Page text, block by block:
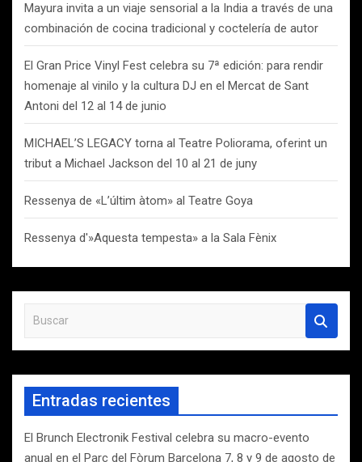
Mayura invita a un viaje sensorial a la India a través de una
combinación de cocina tradicional y coctelería de autor
El Gran Price Vinyl Fest celebra su 7ª edición: para rendir
homenaje al vinilo y la cultura DJ en el Mercat de Sant
Antoni del 12 al 14 de junio
MICHAEL’S LEGACY torna al Teatre Poliorama, oferint un
tribut a Michael Jackson del 10 al 21 de juny
Ressenya de «L’últim àtom» al Teatre Goya
Ressenya d'»Aquesta tempesta» a la Sala Fènix
s
c
r
Entradas recientes
El Brunch Electronik Festival celebra su macro-evento
anual en el Parc del Fòrum Barcelona 7, 8 y 9 de agosto de